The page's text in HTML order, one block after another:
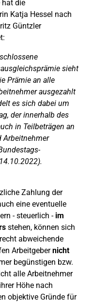
hat die
Katja Hessel nach
Güntzler
sieht
Prämie an alle
ausgezahlt
es sich dabei um
der innerhalb des
in Teilbeträgen an
Arbeitnehmer
Zahlung der
eine eventuelle
- steuerlich -im
stehen, können sich
abweichende
Arbeitgebernicht
begünstigen bzw.
alle Arbeitnehmer
Höhe nach
objektive Gründe für